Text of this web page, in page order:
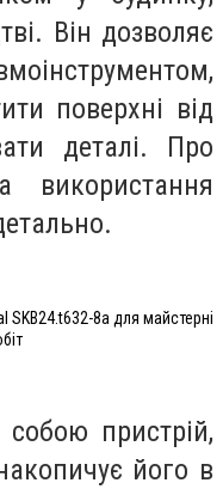
Він дозволяє
поверхні від
деталі. Про
використання
8a для майстерні
пристрій,
його в